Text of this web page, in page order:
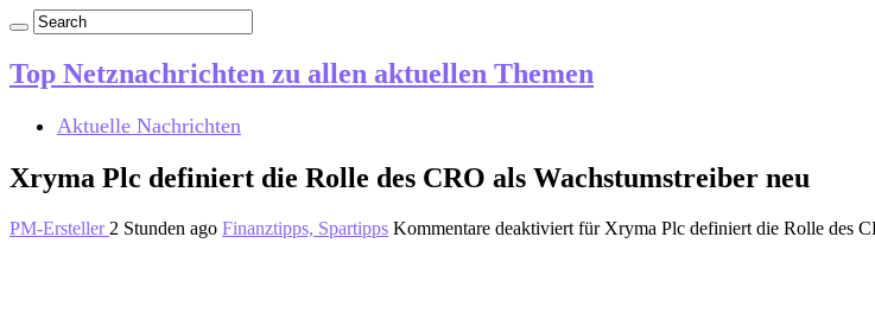
Top Netznachrichten zu allen aktuellen Themen
Aktuelle Nachrichten
Xryma Plc definiert die Rolle des CRO als Wachstumstreiber neu
PM-Ersteller 2 Stunden ago Finanztipps, Spartipps Kommentare deaktiviert für Xryma Plc definiert die Rolle des